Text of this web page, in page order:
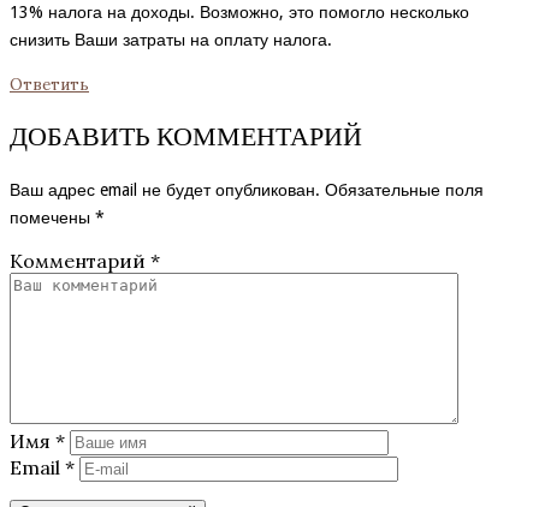
13% налога на доходы. Возможно, это помогло несколько
снизить Ваши затраты на оплату налога.
Ответить
ДОБАВИТЬ КОММЕНТАРИЙ
Ваш адрес email не будет опубликован. Обязательные поля
помечены *
Комментарий *
Имя *
Email *